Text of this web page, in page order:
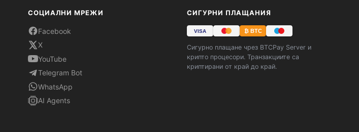
СОЦИАЛНИ МРЕЖИ
Facebook
X
YouTube
Telegram Bot
WhatsApp
AI Agents
СИГУРНИ ПЛАЩАНИЯ
VISA ₿ BTC
Сигурно плащане чрез BTCPay Server и
крипто процесори. Транзакциите са
криптирани от край до край.